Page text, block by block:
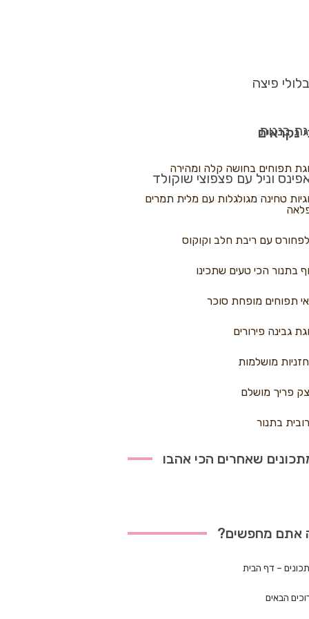
פיצה
בננות
וניל עם פצפוצי שוקולד
נקראים
תפוחים בחושה קלה ומהירה
טחינה מגולגלות עם מלית תמרים
עם ריבת חלב וקוקוס
בתנור הכי טעים שתכינו
תפוחים מופחת סוכר
גבינה פירורים
מושלמות
פריך מושלם
בתנור
שאחרים הכי אהבו
אתם מחפשים?
– דף הבית
הבאים